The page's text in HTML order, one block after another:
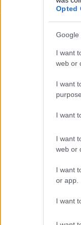
Opted
Google
I want
web or
I want
I want
I want
web or
I want
or app.
I want